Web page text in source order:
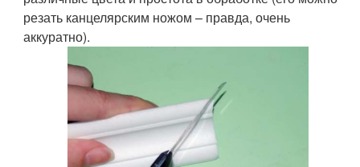
резать канцелярским ножом – правда, очень
аккуратно).